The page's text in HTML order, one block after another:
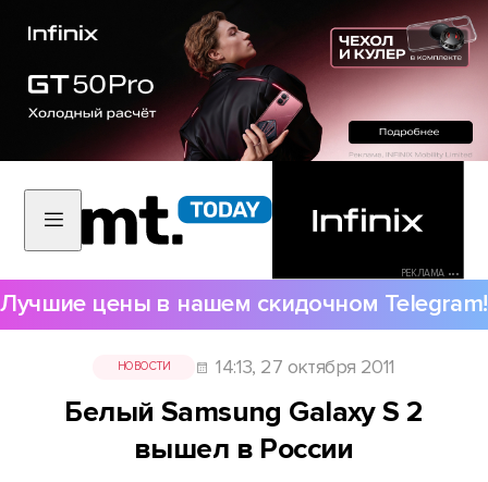
РЕКЛАМА •••
Лучшие цены в нашем скидочном Telegram!
НОВОСТИ 14:13, 27 октября 2011
Белый Samsung Galaxy S 2
вышел в России